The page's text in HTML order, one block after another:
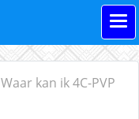
Waar kan ik 4C-PVP